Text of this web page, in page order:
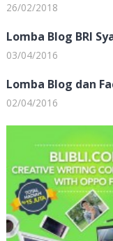
26/02/2018
Lomba Blog BRI
03/04/2016
Lomba Blog dan
02/04/2016